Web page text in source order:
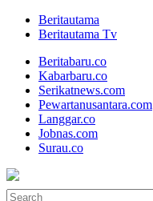
Beritautama
Beritautama Tv
Beritabaru.co
Kabarbaru.co
Serikatnews.com
Pewartanusantara.com
Langgar.co
Jobnas.com
Surau.co